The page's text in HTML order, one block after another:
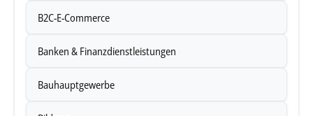
B2C-E-Commerce
Banken & Finanzdienstleistungen
Bauhauptgewerbe